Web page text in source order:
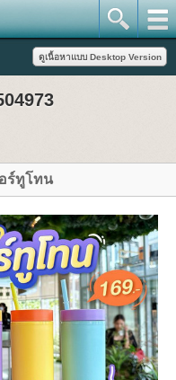
ร์ทูโทน